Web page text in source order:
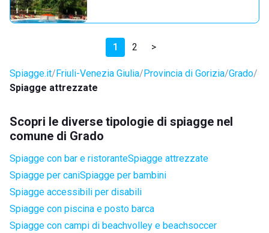
1 2 >
Spiagge.it Friuli-Venezia Giulia Provincia di Gorizia Grado
Spiagge attrezzate
Scopri le diverse tipologie di spiagge nel
comune di Grado
Spiagge con bar e ristoranteSpiagge attrezzate
Spiagge per caniSpiagge per bambini
Spiagge accessibili per disabili
Spiagge con piscina e posto barca
Spiagge con campi di beachvolley e beachsoccer